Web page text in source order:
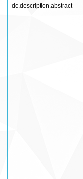
dc.description.abstract